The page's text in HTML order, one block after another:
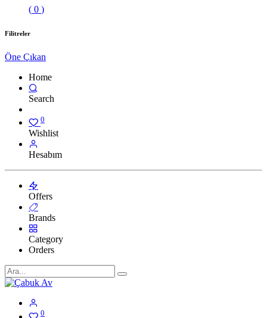
( 0 )
Filitreler
Öne Çıkan
Home
Search
0
Wishlist
Hesabım
Offers
Brands
Category
Orders
0